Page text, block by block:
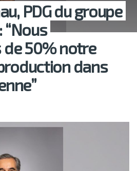
PDG du groupe
“Nous
50% notre
dans